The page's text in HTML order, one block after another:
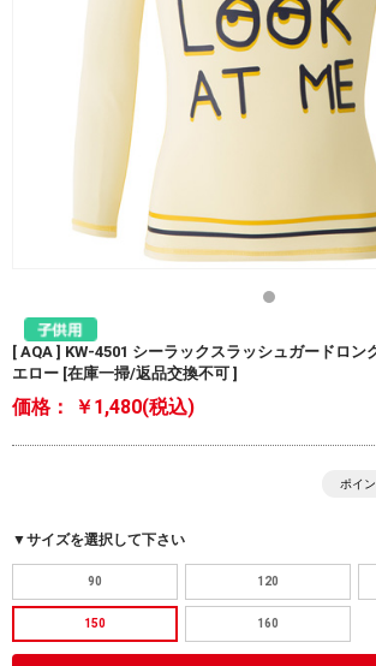
[ AQA ] KW-4501 シーラックスラッシュガードロン
エロー [在庫一掃/返品交換不可 ]
価格： ￥1,480(税込)
ポイ
▼サイズを選択して下さい
90 120
150 160